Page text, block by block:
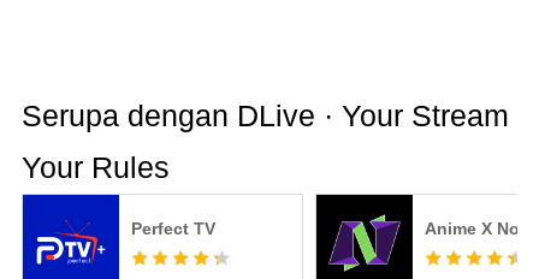
Serupa dengan DLive · Your Stream
Your Rules
Perfect TV Anime X